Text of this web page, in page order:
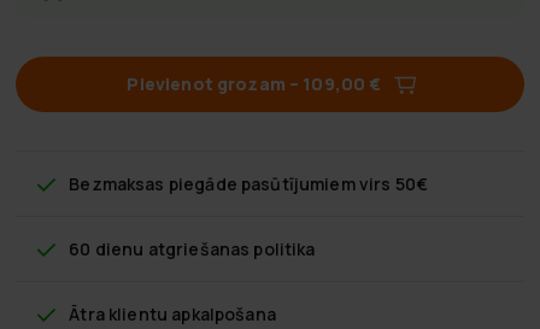
Pievienot grozam – 109,00 €
Bezmaksas piegāde pasūtījumiem virs 50€
60 dienu atgriešanas politika
Ātra klientu apkalpošana